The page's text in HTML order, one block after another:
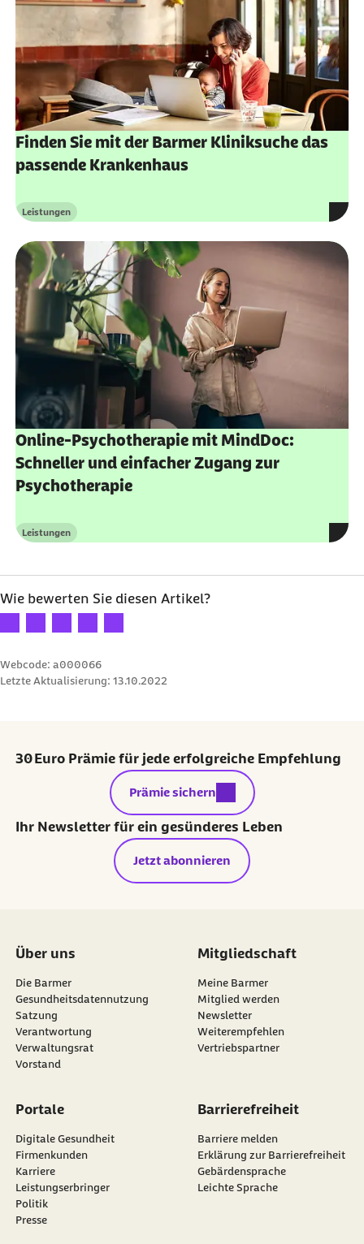
Finden Sie mit der Barmer Kliniksuche das
passende Krankenhaus
Kategorie
Leistungen
Online-Psychotherapie mit MindDoc:
Schneller und einfacher Zugang zur
Psychotherapie
Kategorie
Leistungen
Wie bewerten Sie diesen Artikel?
Ihre Bewertung: 1 Stern
Ihre Bewertung: 2 Sterne
Ihre Bewertung: 3 Sterne
Ihre Bewertung: 4 Sterne
Ihre Bewertung: 5 Sterne
Webcode: a000066
Letzte Aktualisierung: 13.10.2022
30 Euro Prämie für jede erfolgreiche Empfehlung
externer Link:
Prämie sichern
Ihr Newsletter für ein gesünderes Leben
Jetzt abonnieren
Über uns
Die Barmer
Gesundheitsdatennutzung
Satzung
Verantwortung
Verwaltungsrat
Vorstand
Mitgliedschaft
Meine Barmer
Mitglied werden
Newsletter
externer Link:
Weiterempfehlen
Vertriebspartner
Portale
Digitale Gesundheit
Firmenkunden
Karriere
Leistungserbringer
Politik
Presse
Barrierefreiheit
Barriere melden
Erklärung zur Barrierefreiheit
Gebärdensprache
Leichte Sprache